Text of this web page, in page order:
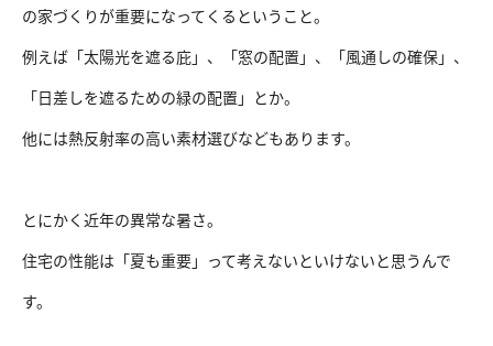
の家づくりが重要になってくるということ。
例えば「太陽光を遮る庇」、「窓の配置」、「風通しの確保」、
「日差しを遮るための緑の配置」とか。
他には熱反射率の高い素材選びなどもあります。
とにかく近年の異常な暑さ。
住宅の性能は「夏も重要」って考えないといけないと思うんで
す。